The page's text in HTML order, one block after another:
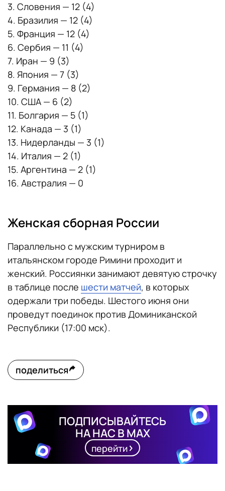
3. Словения — 12 (4)
4. Бразилия — 12 (4)
5. Франция — 12 (4)
6. Сербия — 11 (4)
7. Иран — 9 (3)
8. Япония — 7 (3)
9. Германия — 8 (2)
10. США — 6 (2)
11. Болгария — 5 (1)
12. Канада — 3 (1)
13. Нидерланды — 3 (1)
14. Италия — 2 (1)
15. Аргентина — 2 (1)
16. Австралия — 0
Женская сборная России
Параллельно с мужским турниром в
итальянском городе Римини проходит и
женский. Россиянки занимают девятую строчку
в таблице после шести матчей, в которых
одержали три победы. Шестого июня они
проведут поединок против Доминиканской
Республики (17:00 мск).
поделиться
ПОДПИСЫВАЙТЕСЬ
НА НАС В MAX
перейти